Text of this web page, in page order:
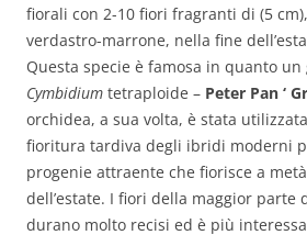
fiorali con 2-10 fiori fragranti di (5
verdastro-marrone, nella fine
Questa specie è famosa in quanto
Cymbidium tetraploide – Peter Pan ‘
orchidea, a sua volta, è stata
fioritura tardiva degli ibridi moderni
progenie attraente che fiorisce a
dell’estate. I fiori della maggior
durano molto recisi ed è più